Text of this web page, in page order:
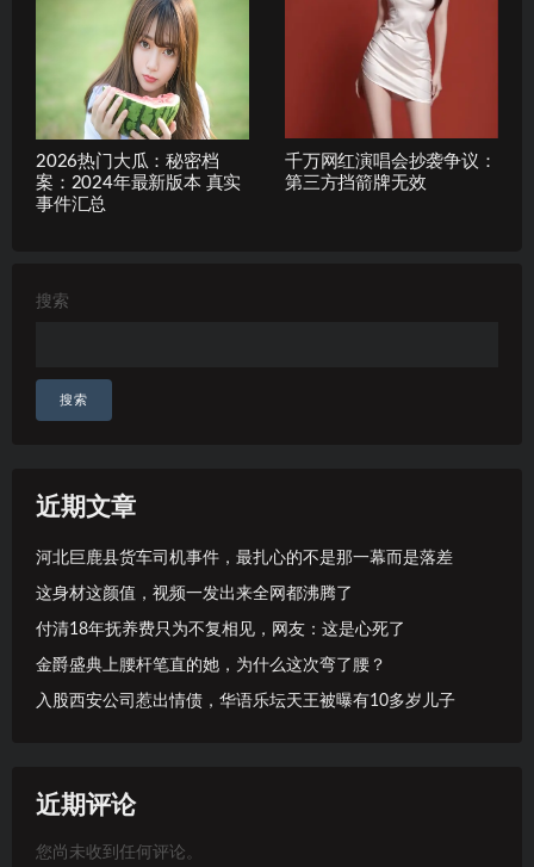
2026热门大瓜：秘密档
案：2024年最新版本 真实
事件汇总
千万网红演唱会抄袭争议：
第三方挡箭牌无效
搜索
搜索
近期文章
河北巨鹿县货车司机事件，最扎心的不是那一幕而是落差
这身材这颜值，视频一发出来全网都沸腾了
付清18年抚养费只为不复相见，网友：这是心死了
金爵盛典上腰杆笔直的她，为什么这次弯了腰？
入股西安公司惹出情债，华语乐坛天王被曝有10多岁儿子
近期评论
您尚未收到任何评论。